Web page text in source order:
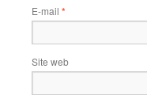
E-mail *
Site web